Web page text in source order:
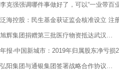
李克强强调哪件事做好了，可以“一业带百
泛海控股：民生基金获证监会核准设立 注
旭辉集团捐赠第三批医疗物资抵达武汉…
年报-中国新城市：2019年归属股东净亏损
弘阳集团与通银集团签署战略合作协议…